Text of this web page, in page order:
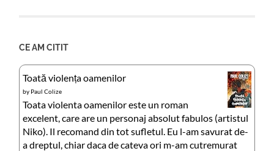
CE AM CITIT
Toată violența oamenilor
by Paul Colize
Toata violenta oamenilor este un roman
excelent, care are un personaj absolut fabulos (artistul
Niko). Il recomand din tot sufletul. Eu l-am savurat de-
a dreptul, chiar daca de cateva ori m-am cutremurat